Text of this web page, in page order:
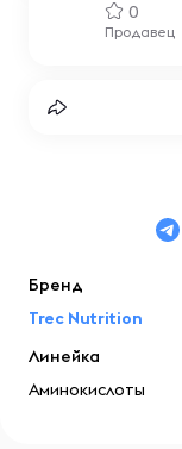
0
Продавец
Бренд
Trec Nutrition
Линейка
Аминокислоты